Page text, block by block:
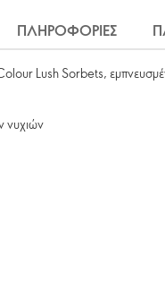
ΠΛΗΡΟΦΟΡΙΕΣ
Lush Sorbets,
νυχιών